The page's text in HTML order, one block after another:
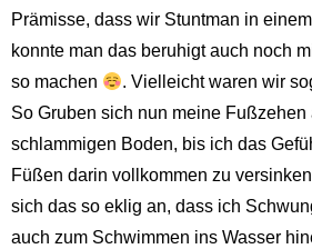
Prämisse, dass wir Stuntman in
konnte man das beruhigt auch noch
so machen
. Vielleicht waren wir
So Gruben sich nun meine Fußzehen
schlammigen Boden, bis ich das
Füßen darin vollkommen zu
sich das so eklig an, dass ich
auch zum Schwimmen ins Wasser